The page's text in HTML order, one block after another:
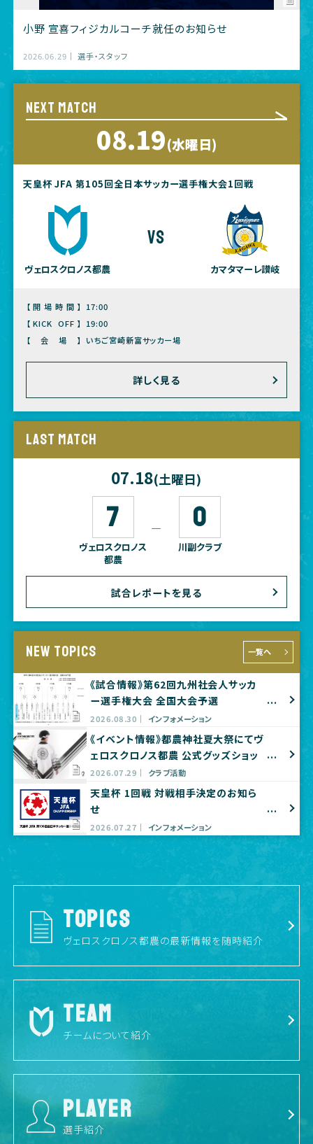
小野 宣喜フィジカルコーチ就任のお知らせ
2026.06.29 選手・スタッフ
NEXT MATCH
08.19(水曜日)
天皇杯 JFA 第105回全日本サッカー選手権大会1回戦
ヴェロスクロノス都農
vs
カマタマーレ讃岐
【開場時間】
17:00
【KICK OFF】
19:00
【会場】
いちご宮崎新富サッカー場
詳しく見る
LAST MATCH
07.18(土曜日)
7
ヴェロスクロノス
都農
― 0
川副クラブ
試合レポートを見る
NEW TOPICS 一覧へ
《試合情報》第62回九州社会人サッカ
ー選手権大会 全国大会予選
2026.08.30 インフォメーション
《イベント情報》都農神社夏大祭にてヴ
ェロスクロノス都農 公式グッズショッ
プ出店のお知らせ
2026.07.29 クラブ活動
天皇杯 1回戦 対戦相手決定のお知ら
せ
2026.07.27 インフォメーション
TOPICS
ヴェロスクロノス都農の最新情報を随時紹介
TEAM
チームについて紹介
PLAYER
選手紹介